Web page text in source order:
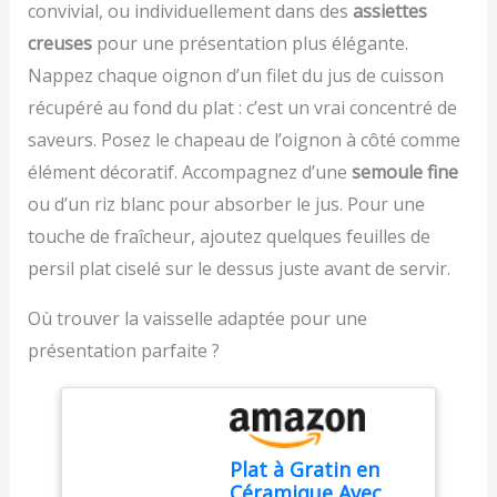
pouvez ainsi organiser
votre cuisine de manière
optimale tout en ayant
toujours accès à la taille
de plat dont vous avez
besoin.
et gâteaux, ce qui en fait
un incontournable dans
APRÈS-VENTE ASSURÉ -
Nous vous garantissons
un shopping simple et
agréable. Votre
commande sera
soigneusement emballée
par nos équipes
logistiques. N'hésitez
pas à nous contacter
complémentaire.
chef au quotidien Elle est
lavable au lave-vaisselle
et garantie 25 ans : vous
pourrez compter sur elle
pendant des années
convivial, ou individuellement dans des assiettes
creusespour une présentation plus élégante.
Nappez chaque oignon d’un filet du jus de cuisson
récupéré au fond du plat : c’est un vrai concentré de
saveurs. Posez le chapeau de l’oignon à côté comme
élément décoratif. Accompagnez d’une semoule fine
ou d’un riz blanc pour absorber le jus. Pour une
touche de fraîcheur, ajoutez quelques feuilles de
persil plat ciselé sur le dessus juste avant de servir.
Où trouver la vaisselle adaptée pour une
présentation parfaite ?
Plat à Gratin en